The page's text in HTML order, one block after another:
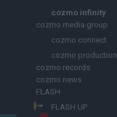
cozmo infinity
cozmo media group
cozmo connect
cozmo production
cozmo records
cozmo news
FLASH
FLASH UP